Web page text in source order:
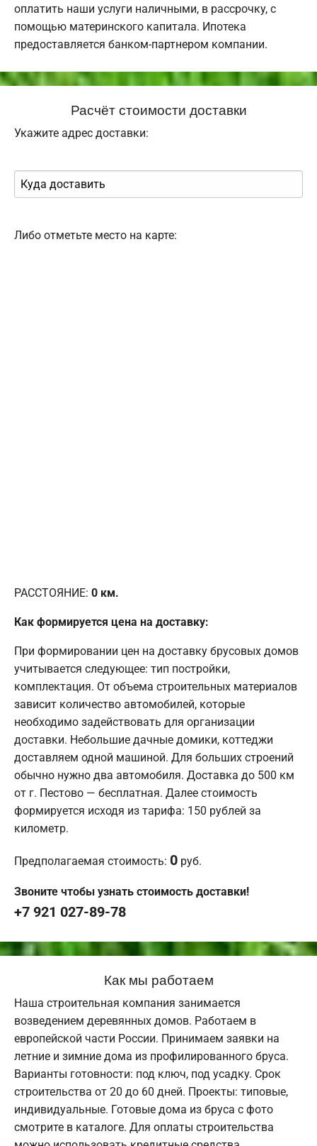
оплатить наши услуги наличными, в рассрочку, с
помощью материнского капитала. Ипотека
предоставляется банком-партнером компании.
Расчёт стоимости доставки
Укажите адрес доставки:
Либо отметьте место на карте:
РАССТОЯНИЕ: 0 км.
Как формируется цена на доставку:
При формировании цен на доставку брусовых домов
учитывается следующее: тип постройки,
комплектация. От объема строительных материалов
зависит количество автомобилей, которые
необходимо задействовать для организации
доставки. Небольшие дачные домики, коттеджи
доставляем одной машиной. Для больших строений
обычно нужно два автомобиля. Доставка до 500 км
от г. Пестово — бесплатная. Далее стоимость
формируется исходя из тарифа: 150 рублей за
километр.
Предполагаемая стоимость: 0 руб.
Звоните чтобы узнать стоимость доставки!
+7 921 027-89-78
Как мы работаем
Наша строительная компания занимается
возведением деревянных домов. Работаем в
европейской части России. Принимаем заявки на
летние и зимние дома из профилированного бруса.
Варианты готовности: под ключ, под усадку. Срок
строительства от 20 до 60 дней. Проекты: типовые,
индивидуальные. Готовые дома из бруса с фото
смотрите в каталоге. Для оплаты строительства